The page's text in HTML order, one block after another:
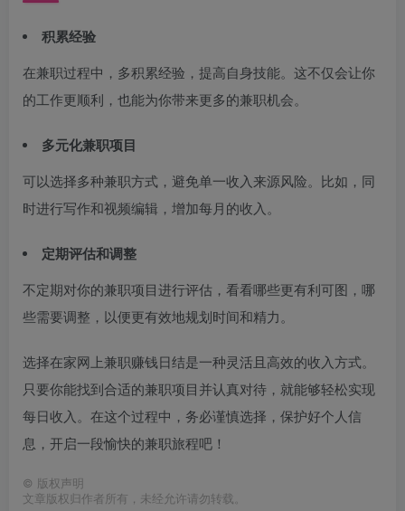
积累经验
在兼职过程中，多积累经验，提高自身技能。这不仅会让你
的工作更顺利，也能为你带来更多的兼职机会。
多元化兼职项目
可以选择多种兼职方式，避免单一收入来源风险。比如，同
时进行写作和视频编辑，增加每月的收入。
定期评估和调整
不定期对你的兼职项目进行评估，看看哪些更有利可图，哪
些需要调整，以便更有效地规划时间和精力。
选择在家网上兼职赚钱日结是一种灵活且高效的收入方式。
只要你能找到合适的兼职项目并认真对待，就能够轻松实现
每日收入。在这个过程中，务必谨慎选择，保护好个人信
息，开启一段愉快的兼职旅程吧！
© 版权声明
文章版权归作者所有，未经允许请勿转载。